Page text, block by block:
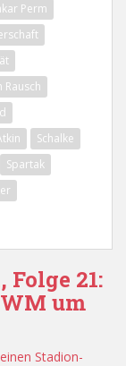
Perm
Rausch
Schalke
Spartak
Folge 21:
um
Stadion-